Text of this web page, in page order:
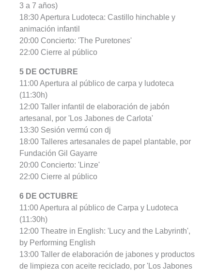
3 a 7 años)
18:30 Apertura Ludoteca: Castillo hinchable y
animación infantil
20:00 Concierto: 'The Puretones'
22:00 Cierre al público
5 DE OCTUBRE
11:00 Apertura al público de carpa y ludoteca
(11:30h)
12:00 Taller infantil de elaboración de jabón
artesanal, por 'Los Jabones de Carlota'
13:30 Sesión vermú con dj
18:00 Talleres artesanales de papel plantable, por
Fundación Gil Gayarre
20:00 Concierto: 'Linze'
22:00 Cierre al público
6 DE OCTUBRE
11:00 Apertura al público de Carpa y Ludoteca
(11:30h)
12:00 Theatre in English: 'Lucy and the Labyrinth',
by Performing English
13:00 Taller de elaboración de jabones y productos
de limpieza con aceite reciclado, por 'Los Jabones